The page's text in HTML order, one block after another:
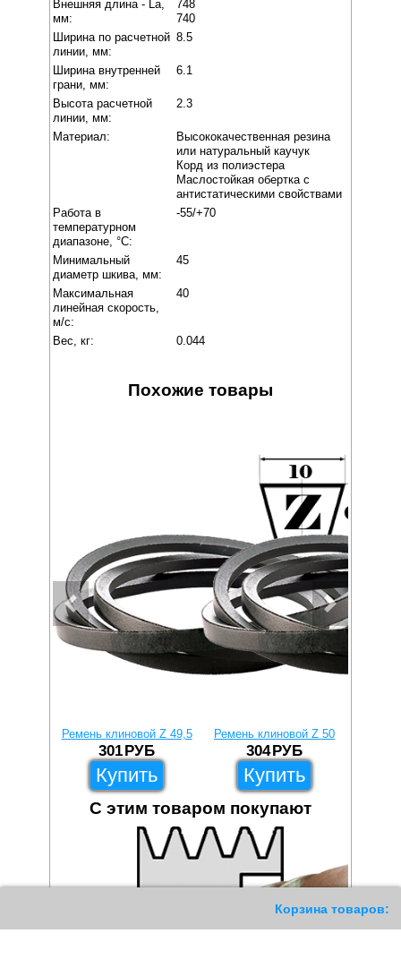
Корзина товаров:
Внешняя длина - La,
мм:
748
740
Ширина по расчетной
линии, мм:
8.5
Ширина внутренней
грани, мм:
6.1
Высота расчетной
линии, мм:
2.3
Материал:
Высококачественная резина
или натуральный каучук
Корд из полиэстера
Маслостойкая обертка с
антистатическими свойствами
Работа в
температурном
диапазоне, °C:
-55/+70
Минимальный
диаметр шкива, мм:
45
Максимальная
линейная скорость,
м/с:
40
Вес, кг: 0.044
Похожие товары
Ремень клиновой Z 49,5
301РУБ
Купить
Ремень клиновой Z 50
304РУБ
Купить
С этим товаром покупают